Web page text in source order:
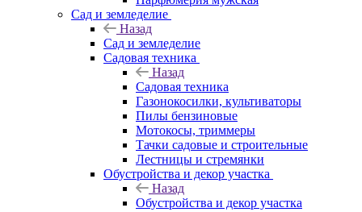
Сад и земледелие
Назад
Сад и земледелие
Садовая техника
Назад
Садовая техника
Газонокосилки, культиваторы
Пилы бензиновые
Мотокосы, триммеры
Тачки садовые и строительные
Лестницы и стремянки
Обустройства и декор участка
Назад
Обустройства и декор участка